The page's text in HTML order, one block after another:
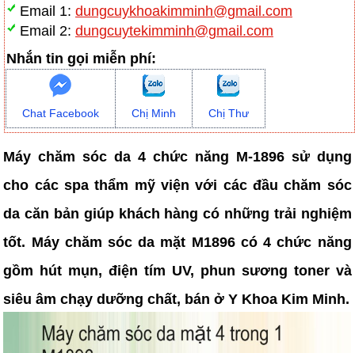
Email 1: dungcuykhoakimminh@gmail.com
Email 2: dungcuytekimminh@gmail.com
Nhắn tin gọi miễn phí:
Chat Facebook Chị Minh Chị Thư
Máy chăm sóc da 4 chức năng M-1896 sử dụng
cho các spa thẩm mỹ viện với các đầu chăm sóc
da căn bản giúp khách hàng có những trải nghiệm
tốt. Máy chăm sóc da mặt M1896 có 4 chức năng
gồm hút mụn, điện tím UV, phun sương toner và
siêu âm chạy dưỡng chất, bán ở Y Khoa Kim Minh.